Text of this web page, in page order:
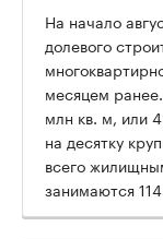
На начало
долевого
месяцем
млн кв. м, или
на десятку
всего
занимаются